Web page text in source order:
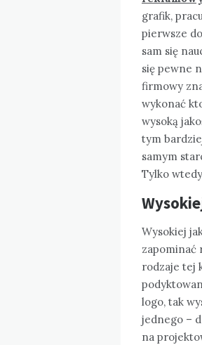
grafik,
pierwsze
sam się
się pewne
firmowy
wykonać
wysoką
tym
samym
Tylko
Wysokiej
zapominać
rodzaje tej
logo, tak
jednego –
na